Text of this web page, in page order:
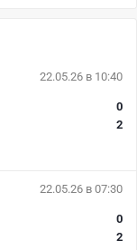
22.05.26 в 10:40
0
2
22.05.26 в 07:30
0
2